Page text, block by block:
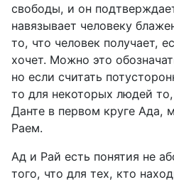
свободы, и он
навязывает человеку
то, что человек получает,
хочет. Можно это
но если считать
то для некоторых людей
Данте в первом круге Ада,
Раем.
Ад и Рай есть понятия не
того, что для тех, кто